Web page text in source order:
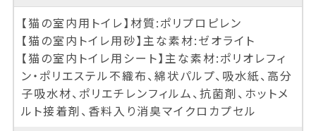
【猫の室内用トイレ】材質:ポリプロピレン
【猫の室内トイレ用砂】主な素材:ゼオライト
【猫の室内トイレ用シート】主な素材:ポリオレフィ
ン・ポリエステル不織布、綿状パルプ、吸水紙、高分
子吸水材、ポリエチレンフィルム、抗菌剤、ホットメ
ルト接着剤、香料入り消臭マイクロカプセル